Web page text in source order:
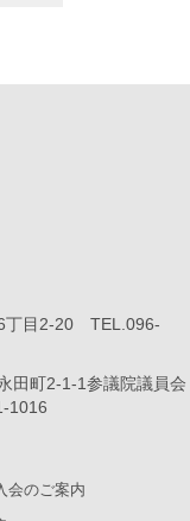
6丁目2-20 TEL.096-
田町2-1-1参議院議員会
1016
会のご案内